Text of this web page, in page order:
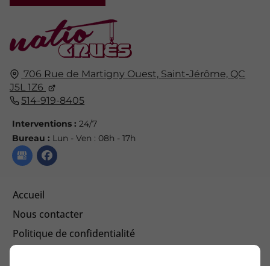
706 Rue de Martigny Ouest, Saint-Jérôme, QC
J5L 1Z6
514-919-8405
Interventions : 24/7
Bureau : Lun - Ven : 08h - 17h
Accueil
Nous contacter
Politique de confidentialité